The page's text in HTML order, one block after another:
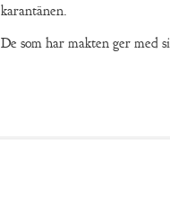
karantänen.
De som har makten ger med